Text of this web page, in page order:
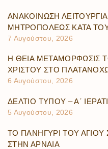
ΑΝΑΚΟΙΝΩΣΗ
ΜΗΤΡΟΠΟΛΕΩΣ ΚΑΤΑ
7 Αυγούστου, 2026
Η ΘΕΙΑ ΜΕΤΑΜΟΡΦΩΣΙΣ
ΧΡΙΣΤΟΥ ΣΤΟ
6 Αυγούστου, 2026
ΔΕΛΤΙΟ ΤΥΠΟΥ – Α΄
5 Αυγούστου, 2026
ΤΟ ΠΑΝΗΓΥΡΙ ΤΟΥ ΑΓΙΟΥ
ΣΤΗΝ ΑΡΝΑΙΑ